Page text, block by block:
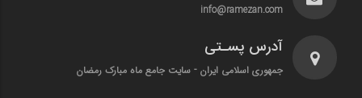
info@ramezan.com
آدرس پسـتی
جمهوری اسلامی ایران - سایت جامع ماه مبارک رمضان